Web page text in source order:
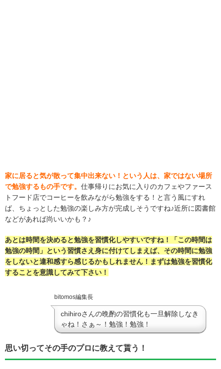
家に居ると気が散って集中出来ない！という人は、家ではない場所
で勉強するもの手です。 仕事帰りにお気に入りのカフェやファース
トフード店でコーヒーを飲みながら勉強をする！と言う風にすれ
ば、ちょっとした勉強の楽しみ方が完成しそうですね♪近所に図書館
などがあれば尚いいかも？♪
あとは時間を決めると勉強を習慣化しやすいですね！「この時間は
勉強の時間」という習慣さえ身に付けてしまえば、その時間に勉強
をしないと違和感すら感じるかもしれません！まずは勉強を習慣化
することを意識してみて下さい！
bitomos編集長
chihiroさんの晩酌の習慣化も一旦解除しなき
ゃね！さぁ～！勉強！勉強！
思い切ってその手のプロに教えて貰う！